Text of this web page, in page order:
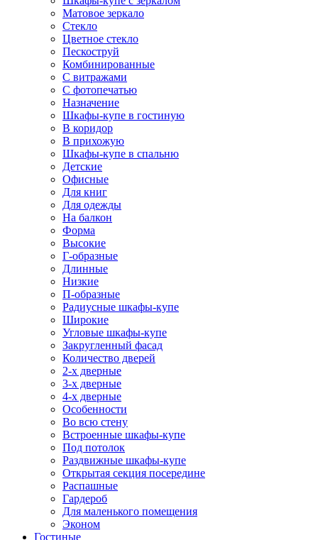
Матовое зеркало
Стекло
Цветное стекло
Пескоструй
Комбинированные
С витражами
С фотопечатью
Назначение
Шкафы-купе в гостиную
В коридор
В прихожую
Шкафы-купе в спальню
Детские
Офисные
Для книг
Для одежды
На балкон
Форма
Высокие
Г-образные
Длинные
Низкие
П-образные
Радиусные шкафы-купе
Широкие
Угловые шкафы-купе
Закругленный фасад
Количество дверей
2-х дверные
3-х дверные
4-х дверные
Особенности
Во всю стену
Встроенные шкафы-купе
Под потолок
Раздвижные шкафы-купе
Открытая секция посередине
Распашные
Гардероб
Для маленького помещения
Эконом
Гостиные